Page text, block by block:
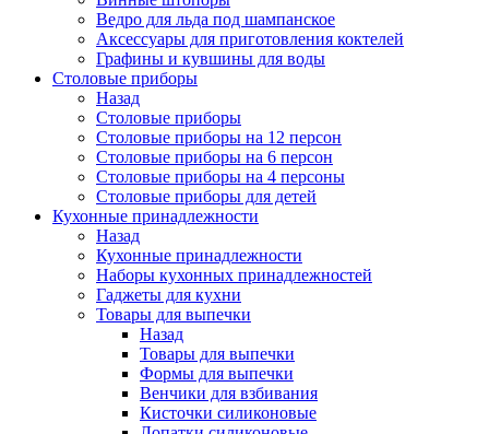
Ведро для льда под шампанское
Аксессуары для приготовления коктелей
Графины и кувшины для воды
Столовые приборы
Назад
Столовые приборы
Столовые приборы на 12 персон
Столовые приборы на 6 персон
Столовые приборы на 4 персоны
Столовые приборы для детей
Кухонные принадлежности
Назад
Кухонные принадлежности
Наборы кухонных принадлежностей
Гаджеты для кухни
Товары для выпечки
Назад
Товары для выпечки
Формы для выпечки
Венчики для взбивания
Кисточки силиконовые